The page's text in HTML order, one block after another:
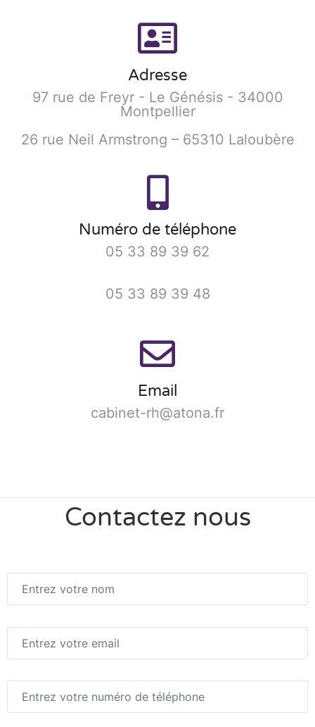
Adresse
97 rue de Freyr - Le Génésis - 34000
Montpellier
26 rue Neil Armstrong – 65310 Laloubère
Numéro de téléphone
05 33 89 39 62
05 33 89 39 48
Email
cabinet-rh@atona.fr
Contactez nous